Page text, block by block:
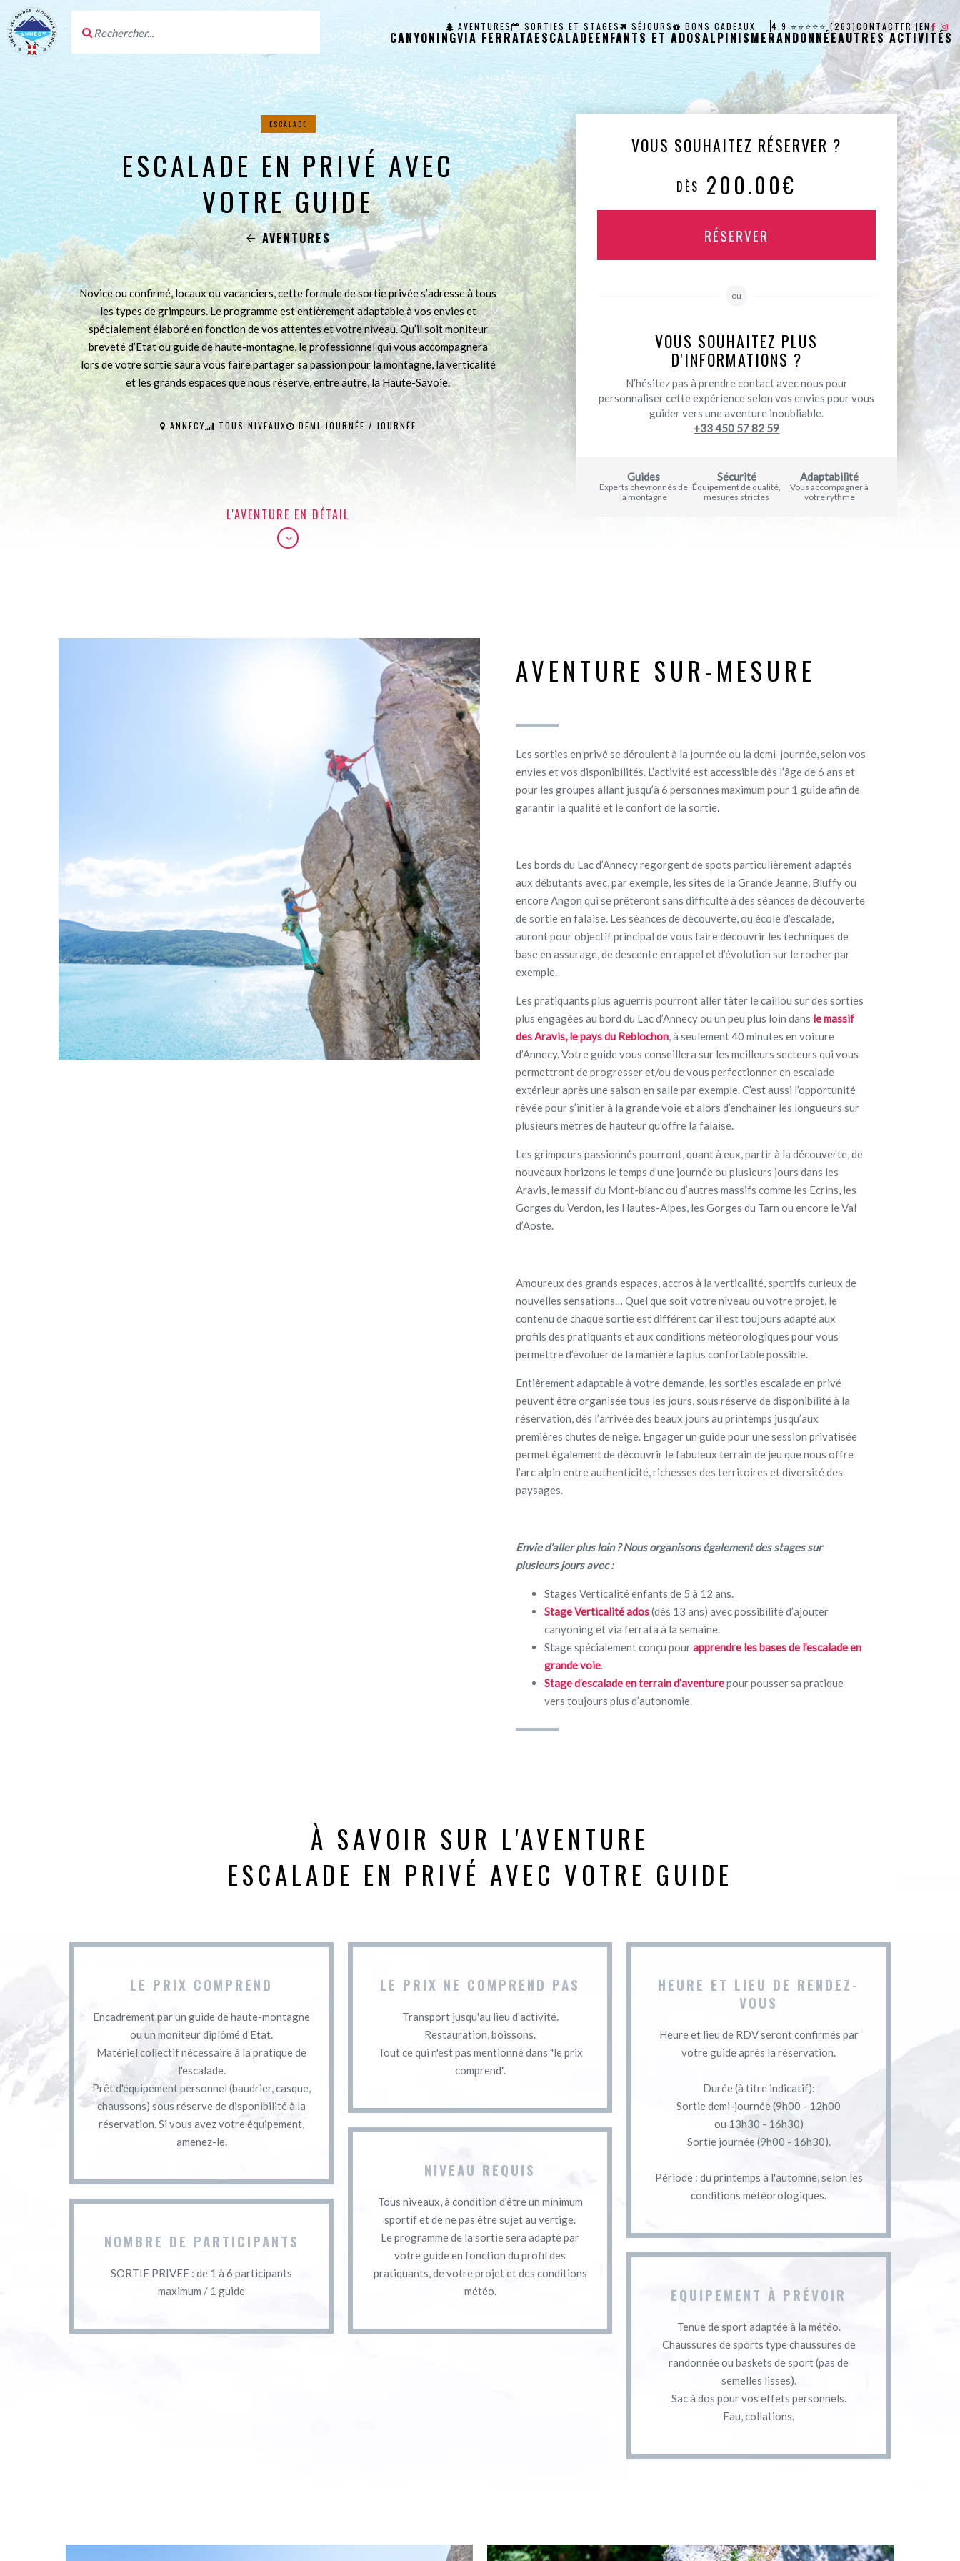
AVENTURES SORTIES ET STAGES SÉJOURS BONS CADEAUX 4,9 ⭐⭐⭐⭐⭐ (263)CONTACTFR|EN
CANYONINGVIA FERRATAESCALADEENFANTS ET ADOSALPINISMERANDONNÉEAUTRES ACTIVITÉS
ESCALADE
ESCALADE EN PRIVÉ AVEC
VOTRE GUIDE
AVENTURES
Novice ou confirmé, locaux ou vacanciers, cette formule de sortie privée s’adresse à tous
les types de grimpeurs. Le programme est entièrement adaptable à vos envies et
spécialement élaboré en fonction de vos attentes et votre niveau. Qu’il soit moniteur
breveté d’Etat ou guide de haute-montagne, le professionnel qui vous accompagnera
lors de votre sortie saura vous faire partager sa passion pour la montagne, la verticalité
et les grands espaces que nous réserve, entre autre, la Haute-Savoie.
ANNECY TOUS NIVEAUX DEMI-JOURNÉE / JOURNÉE
L'AVENTURE EN DÉTAIL
VOUS SOUHAITEZ RÉSERVER ?
DÈS 200.00€
RÉSERVER
ou
VOUS SOUHAITEZ PLUS
D'INFORMATIONS ?
N’hésitez pas à prendre contact avec nous pour
personnaliser cette expérience selon vos envies pour vous
guider vers une aventure inoubliable.
+33 450 57 82 59
Guides
Experts chevronnés de
la montagne
Sécurité
Équipement de qualité,
mesures strictes
Adaptabilité
Vous accompagner à
votre rythme
AVENTURE SUR-MESURE
Les sorties en privé se déroulent à la journée ou la demi-journée, selon vos
envies et vos disponibilités. L’activité est accessible dès l’âge de 6 ans et
pour les groupes allant jusqu’à 6 personnes maximum pour 1 guide afin de
garantir la qualité et le confort de la sortie.
Les bords du Lac d’Annecy regorgent de spots particulièrement adaptés
aux débutants avec, par exemple, les sites de la Grande Jeanne, Bluffy ou
encore Angon qui se prêteront sans difficulté à des séances de découverte
de sortie en falaise. Les séances de découverte, ou école d’escalade,
auront pour objectif principal de vous faire découvrir les techniques de
base en assurage, de descente en rappel et d’évolution sur le rocher par
exemple.
Les pratiquants plus aguerris pourront aller tâter le caillou sur des sorties
plus engagées au bord du Lac d’Annecy ou un peu plus loin dans le massif
des Aravis, le pays du Reblochon, à seulement 40 minutes en voiture
d’Annecy. Votre guide vous conseillera sur les meilleurs secteurs qui vous
permettront de progresser et/ou de vous perfectionner en escalade
extérieur après une saison en salle par exemple. C’est aussi l’opportunité
rêvée pour s’initier à la grande voie et alors d’enchainer les longueurs sur
plusieurs mètres de hauteur qu’offre la falaise.
Les grimpeurs passionnés pourront, quant à eux, partir à la découverte, de
nouveaux horizons le temps d’une journée ou plusieurs jours dans les
Aravis, le massif du Mont-blanc ou d’autres massifs comme les Ecrins, les
Gorges du Verdon, les Hautes-Alpes, les Gorges du Tarn ou encore le Val
d’Aoste.
Amoureux des grands espaces, accros à la verticalité, sportifs curieux de
nouvelles sensations… Quel que soit votre niveau ou votre projet, le
contenu de chaque sortie est différent car il est toujours adapté aux
profils des pratiquants et aux conditions météorologiques pour vous
permettre d’évoluer de la manière la plus confortable possible.
Entièrement adaptable à votre demande, les sorties escalade en privé
peuvent être organisée tous les jours, sous réserve de disponibilité à la
réservation, dès l’arrivée des beaux jours au printemps jusqu’aux
premières chutes de neige. Engager un guide pour une session privatisée
permet également de découvrir le fabuleux terrain de jeu que nous offre
l’arc alpin entre authenticité, richesses des territoires et diversité des
paysages.
Envie d’aller plus loin ? Nous organisons également des stages sur
plusieurs jours avec :
Stages Verticalité enfants de 5 à 12 ans.
Stage Verticalité ados(dès 13 ans) avec possibilité d’ajouter
canyoning et via ferrata à la semaine.
Stage spécialement conçu pourapprendre les bases de l’escalade en
grande voie.
Stage d’escalade en terrain d’aventurepour pousser sa pratique
vers toujours plus d’autonomie.
À SAVOIR SUR L'AVENTURE
ESCALADE EN PRIVÉ AVEC VOTRE GUIDE
LE PRIX COMPREND
Encadrement par un guide de haute-montagne
ou un moniteur diplômé d'Etat.
Matériel collectif nécessaire à la pratique de
l'escalade.
Prêt d'équipement personnel (baudrier, casque,
chaussons) sous réserve de disponibilité à la
réservation. Si vous avez votre équipement,
amenez-le.
LE PRIX NE COMPREND PAS
Transport jusqu'au lieu d'activité.
Restauration, boissons.
Tout ce qui n'est pas mentionné dans "le prix
comprend".
HEURE ET LIEU DE RENDEZ-
VOUS
Heure et lieu de RDV seront confirmés par
votre guide après la réservation.
Durée (à titre indicatif):
Sortie demi-journée (9h00 - 12h00
ou 13h30 - 16h30)
Sortie journée (9h00 - 16h30).
Période : du printemps à l'automne, selon les
conditions météorologiques.
NIVEAU REQUIS
Tous niveaux, à condition d'être un minimum
sportif et de ne pas être sujet au vertige.
Le programme de la sortie sera adapté par
votre guide en fonction du profil des
pratiquants, de votre projet et des conditions
météo.
NOMBRE DE PARTICIPANTS
SORTIE PRIVEE : de 1 à 6 participants
maximum / 1 guide
EQUIPEMENT À PRÉVOIR
Tenue de sport adaptée à la météo.
Chaussures de sports type chaussures de
randonnée ou baskets de sport (pas de
semelles lisses).
Sac à dos pour vos effets personnels.
Eau, collations.